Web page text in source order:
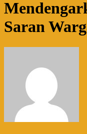
Saran